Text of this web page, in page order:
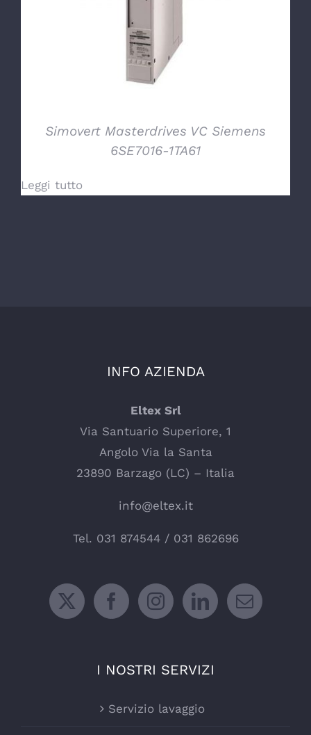
Simovert Masterdrives VC Siemens
6SE7016-1TA61
Leggi tutto
INFO AZIENDA
Eltex Srl
Via Santuario Superiore, 1
Angolo Via la Santa
23890 Barzago (LC) – Italia
info@eltex.it
Tel. 031 874544/ 031 862696
I NOSTRI SERVIZI
Servizio lavaggio